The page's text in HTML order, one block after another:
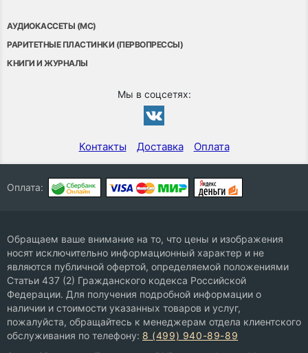
АУДИОКАССЕТЫ (MC)
РАРИТЕТНЫЕ ПЛАСТИНКИ (ПЕРВОПРЕССЫ)
КНИГИ И ЖУРНАЛЫ
Мы в соцсетях:
Контакты Доставка Оплата
Оплата:
Обращаем ваше внимание на то, что цены и изображения
носят исключительно информационный характер и не
являются публичной офертой, определяемой положениями
Статьи 437 (2) Гражданского кодекса Российской
Федерации. Для получения подробной информации о
наличии и стоимости указанных товаров и услуг,
пожалуйста, обращайтесь к менеджерам отдела клиентского
обслуживания по телефону: 8 (499) 940-89-89